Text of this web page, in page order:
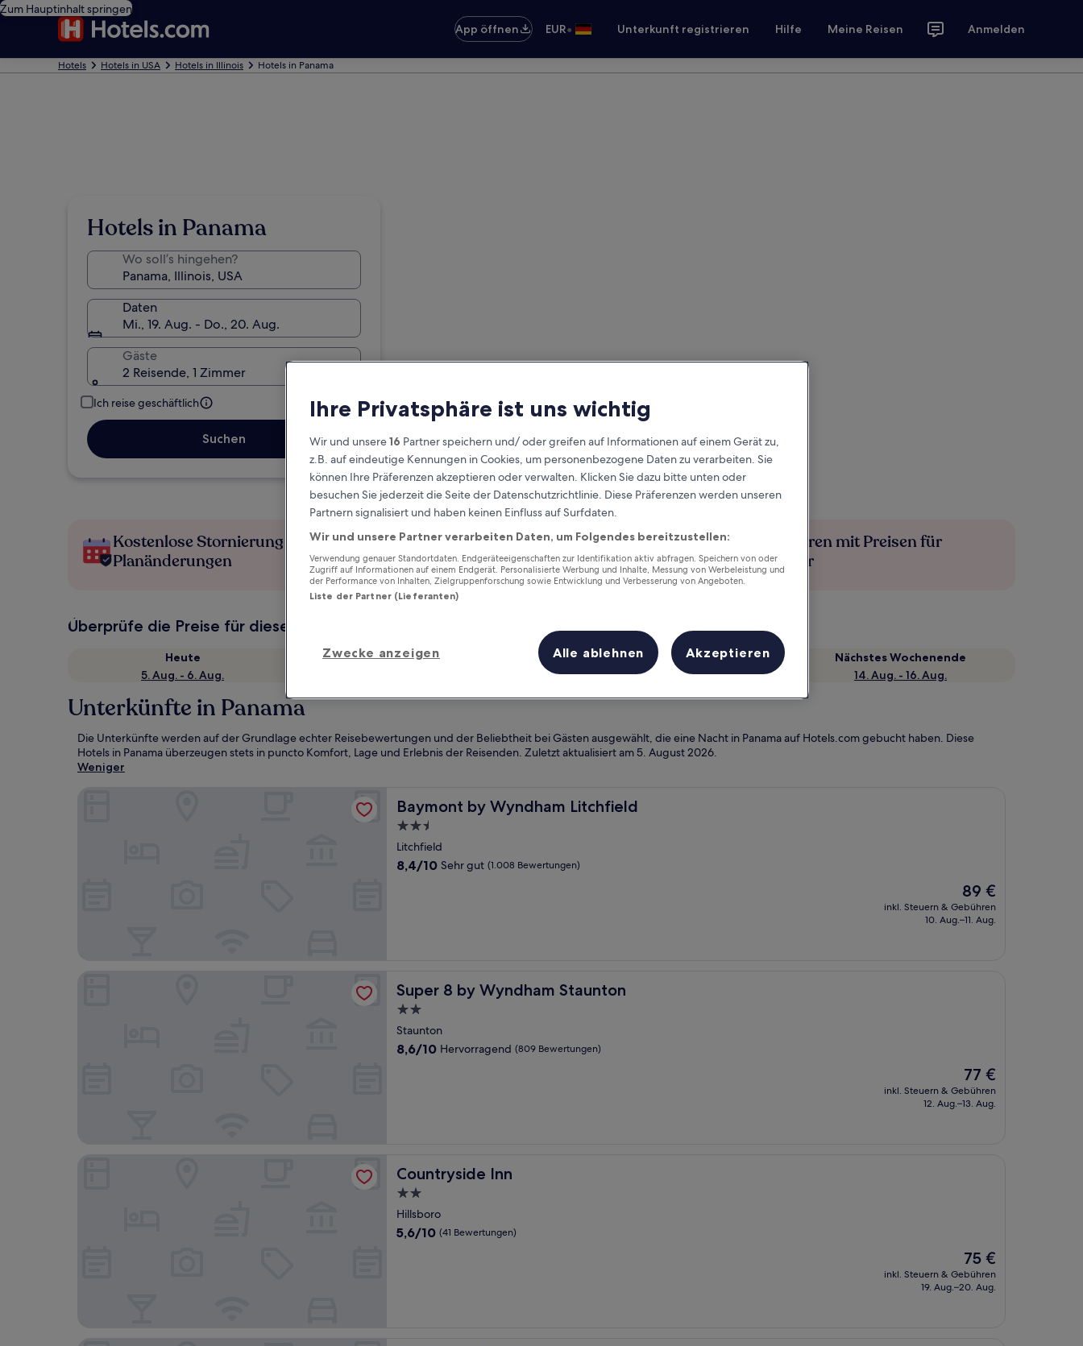
Zum Hauptinhalt springen
App öffnen
EUR• Unterkunft registrieren Hilfe Meine Reisen Anmelden
Hotels Hotels in USA Hotels in Illinois Hotels in Panama
Hotels in Panama
Wo soll’s hingehen?
Daten
Mi., 19. Aug. - Do., 20. Aug.
Gäste
2 Reisende, 1 Zimmer
Ich reise geschäftlich
Suchen
Kostenlose Stornierung bei
Planänderungen
Verdiene Prämien für jede
wahrgenommene Übernachtung
Mehr sparen mit Preisen für
Mitglieder
Überprüfe die Preise für diese Daten
Heute
5. Aug. - 6. Aug.
Morgen
Dieses Wochenende
7. Aug. - 9. Aug.
Nächstes Wochenende
14. Aug. - 16. Aug.
Unterkünfte in Panama
Die Unterkünfte werden auf der Grundlage echter Reisebewertungen und der Beliebtheit bei Gästen ausgewählt, die eine Nacht in Panama auf Hotels.com gebucht haben. Diese
Hotels in Panama überzeugen stets in puncto Komfort, Lage und Erlebnis der Reisenden. Zuletzt aktualisiert am5. August 2026.
Weniger
Baymont by Wyndham Litchfield
Baymont by Wyndham Litchfield
2.5-
Sterne-
Unterkunft
Litchfield
8.4
8,4/10 Sehr gut (1.008 Bewertungen)
Der
Preis
beträgt
89 €
inkl. Steuern & Gebühren
10. Aug.–11. Aug.
Super 8 by Wyndham Staunton
Super 8 by Wyndham Staunton
2.0-
Sterne-
Unterkunft
Staunton
8.6
8,6/10 Hervorragend (809 Bewertungen)
Der
Preis
beträgt
77 €
inkl. Steuern & Gebühren
12. Aug.–13. Aug.
Countryside Inn
Countryside Inn
2.0-
Sterne-
Unterkunft
Hillsboro
5.6
5,6/10 (41 Bewertungen)
Der
Preis
beträgt
75 €
inkl. Steuern & Gebühren
19. Aug.–20. Aug.
Ihre Privatsphäre ist uns wichtig
Wir und unsere16 Partner speichern und/ oder greifen auf Informationen auf einem Gerät zu,
z.B. auf eindeutige Kennungen in Cookies, um personenbezogene Daten zu verarbeiten. Sie
können Ihre Präferenzen akzeptieren oder verwalten. Klicken Sie dazu bitte unten oder
besuchen Sie jederzeit die Seite der Datenschutzrichtlinie. Diese Präferenzen werden unseren
Partnern signalisiert und haben keinen Einfluss auf Surfdaten.
Wir und unsere Partner verarbeiten Daten, um Folgendes bereitzustellen:
Verwendung genauer Standortdaten. Endgeräteeigenschaften zur Identifikation aktiv abfragen. Speichern von oder
Zugriff auf Informationen auf einem Endgerät. Personalisierte Werbung und Inhalte, Messung von Werbeleistung und
der Performance von Inhalten, Zielgruppenforschung sowie Entwicklung und Verbesserung von Angeboten.
Liste der Partner (Lieferanten)
Zwecke anzeigen Alle ablehnen Akzeptieren